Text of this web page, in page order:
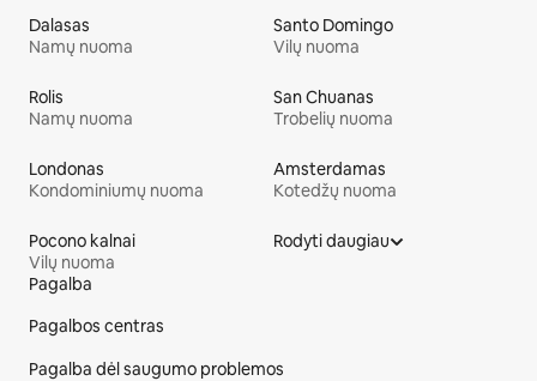
Dalasas
Namų nuoma
Santo Domingo
Vilų nuoma
Rolis
Namų nuoma
San Chuanas
Trobelių nuoma
Londonas
Kondominiumų nuoma
Amsterdamas
Kotedžų nuoma
Pocono kalnai
Vilų nuoma
Rodyti daugiau
Svetainės poraštė
Pagalba
Pagalbos centras
Pagalba dėl saugumo problemos